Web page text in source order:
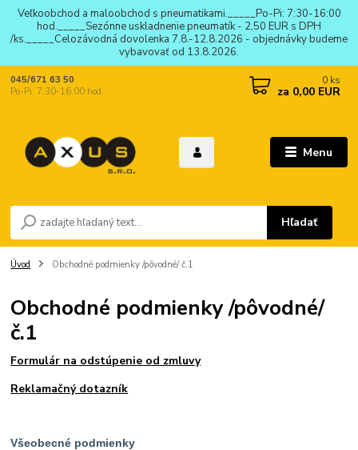
Veľkoobchod a maloobchod s pneumatikami._____Po-Pi: 7:30-16:00
hod._____Sezónne uskladnenie pneumatík - 2,50 EUR s DPH
/ks._____Celozávodná dovolenka 7.8.-12.8.2026 - objednávky budeme
vybavovať od 13.8.2026.
Menu
Hľadať
045/671 63 50
Po-Pi: 7:30-16:00 hod.
0 ks
za 0,00 EUR
Úvod Obchodné podmienky /pôvodné/ č.1
Obchodné podmienky /pôvodné/
č.1
Formulár na odstúpenie od zmluvy
Reklamačný dotazník
Všeobecné podmienky